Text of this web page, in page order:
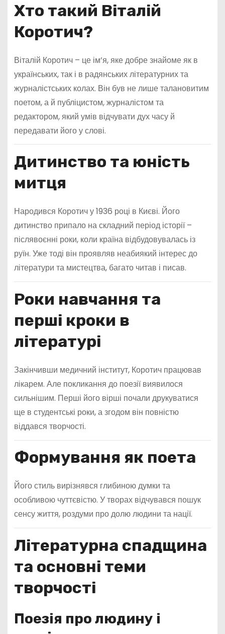
Хто такий Віталій
Коротич?
Віталій Коротич – це ім’я, яке добре знайоме як в
українських, так і в радянських літературних та
журналістських колах. Він був не лише талановитим
поетом, а й публіцистом, журналістом та
редактором, який умів відчувати дух часу й
передавати його у слові.
Дитинство та юність
митця
Народився Коротич у 1936 році в Києві. Його
дитинство припало на складний період історії –
післявоєнні роки, коли країна відбудовувалась із
руїн. Уже тоді він проявляв неабиякий інтерес до
літератури та мистецтва, багато читав і писав.
Роки навчання та
перші кроки в
літературі
Закінчивши медичний інститут, Коротич працював
лікарем. Але покликання до поезії виявилося
сильнішим. Перші його вірші почали друкуватися
ще в студентські роки, а згодом він повністю
віддався творчості.
Формування як поета
Його стиль вирізнявся глибиною думки та
особливою чуттєвістю. У творах відчувався пошук
сенсу життя, роздуми про долю людини та нації.
Літературна спадщина
та основні теми
творчості
Поезія про людину і